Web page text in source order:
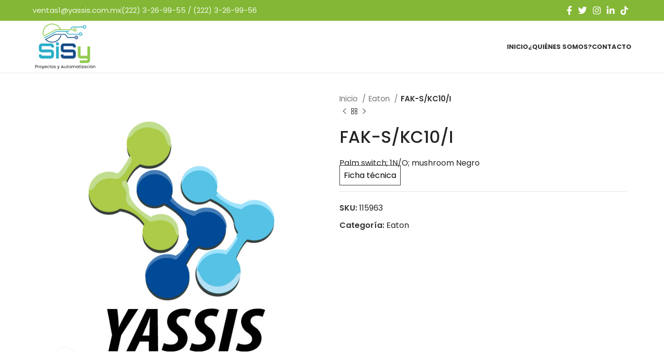
ventas1@yassis.com.mx(222) 3-26-99-55 / (222) 3-26-99-56
INICIO¿QUIÉNES SOMOS?CONTACTO
Inicio Eaton FAK-S/KC10/I
FAK-S/KC10/I
Palm switch; 1N/O; mushroom Negro
Ficha técnica
SKU:115963
Categoría: Eaton